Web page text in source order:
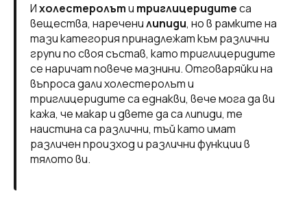
Ихолестеролъти триглицеридитеса
вещества, нареченилипиди, но в рамките на
тази категория принадлежат към различни
групи по своя състав, като триглицеридите
се наричат ​​повече мазнини. Отговаряйки на
въпроса дали холестеролът и
триглицеридите са еднакви, вече мога да ви
кажа, че макар и двете да са липиди, те
наистина са различни, тъй като имат
различен произход и различни функции в
тялото ви.